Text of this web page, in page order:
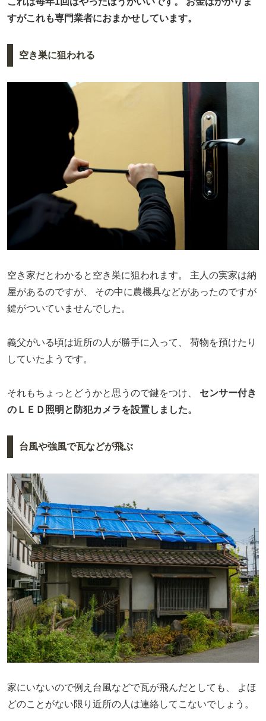
すがこれも専門業者におまかせしています。
空き巣に狙われる
空き家だとわかると空き巣に狙われます。
主人の実家は納
屋があるのですが、
その中に農機具などがあったのですが
鍵がついていませんでした。
義父がいる頃は近所の人が勝手に入って、
荷物を預けたり
していたようです。
それもちょっとどうかと思うので鍵をつけ、
センサー付き
のＬＥＤ照明と防犯カメラを設置しました。
台風や強風で瓦などが飛ぶ
家にいないので例え台風などで瓦が飛んだとしても、
よほ
どのことがない限り近所の人は連絡してこないでしょう。